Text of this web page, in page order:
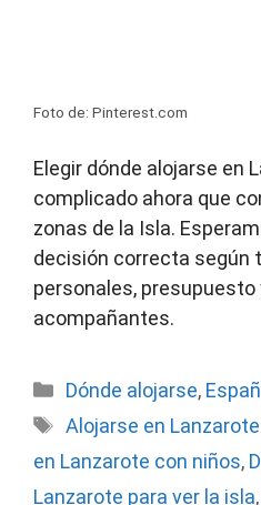
Foto de: Pinterest.com
Elegir dónde alojarse en
complicado ahora que
zonas de la Isla.
decisión correcta según
personales, presupuesto
acompañantes.
Categorías
Dónde alojarse,
Etiquetas
Alojarse en
en Lanzarote con niños,
Lanzarote para ver la isla,